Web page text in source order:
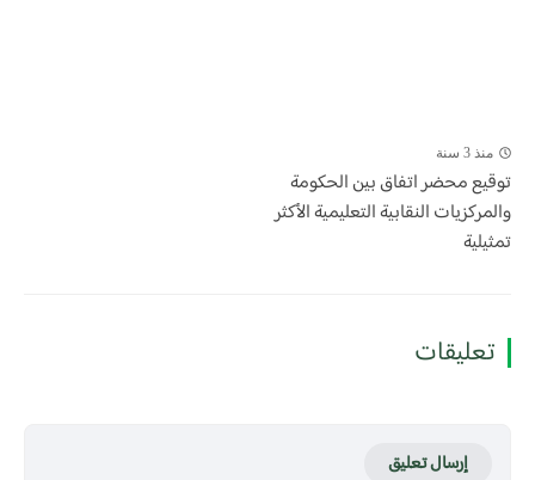
منذ 3 سنة
توقيع محضر اتفاق بين الحكومة
والمركزيات النقابية التعليمية الأكثر
تمثيلية
تعليقات
إرسال تعليق